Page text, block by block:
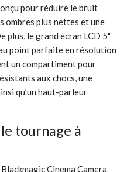
pour réduire le bruit
ombres plus nettes et une
plus, le grand écran LCD 5"
point parfaite en résolution
un compartiment pour
aux chocs, une
qu’un haut-parleur
tournage à
Cinema Camera